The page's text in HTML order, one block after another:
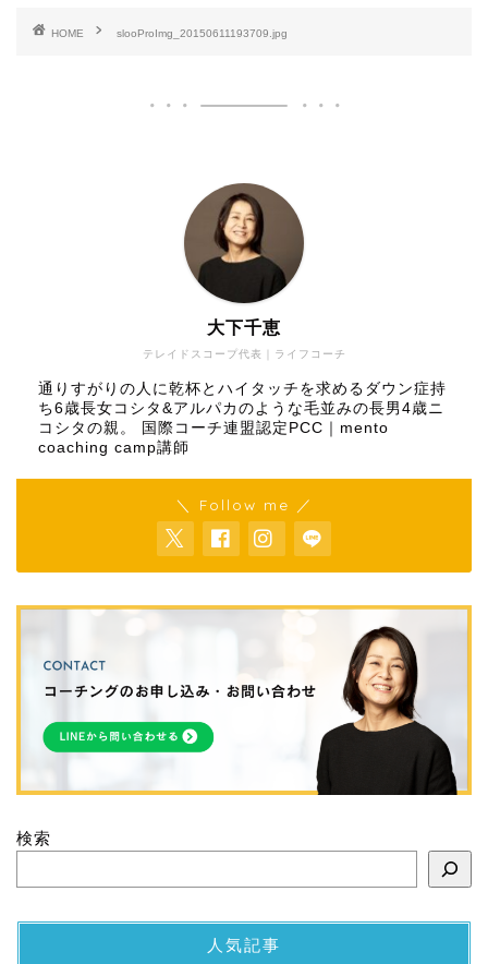
HOME slooProImg_20150611193709.jpg
テレイドスコープ代表｜ライフコーチ
大下千恵
通りすがりの人に乾杯とハイタッチを求めるダウン症持
ち6歳長女コシタ&アルパカのような毛並みの長男4歳ニ
コシタの親。 国際コーチ連盟認定PCC｜mento
coaching camp講師
＼ Follow me ／
検索
人気記事